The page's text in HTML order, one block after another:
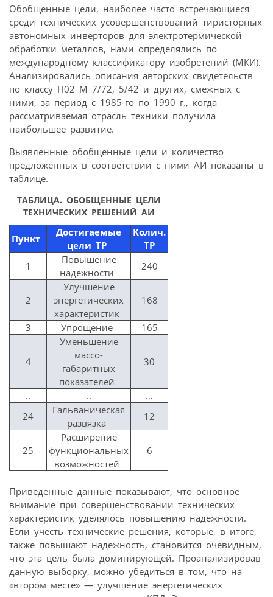
Обобщенные цели, наиболее часто встречающиеся
среди технических усовершенствований тиристорных
автономных инверторов для электротермической
обработки металлов, нами определялись по
международному классификатору изобретений (МКИ).
Анализировались описания авторских свидетельств
по классу Н02 М 7/72, 5/42 и других, смежных с
ними, за период с 1985-го по 1990 г., когда
рассматриваемая отрасль техники получила
наибольшее развитие.
Выявленные обобщенные цели и количество
предложенных в соответствии с ними АИ показаны в
таблице.
ТАБЛИЦА. ОБОБЩЕННЫЕ ЦЕЛИ
ТЕХНИЧЕСКИХ РЕШЕНИЙ АИ
Пункт
Достигаемые
цели ТР
Колич.
ТР
1
Повышение
надежности
240
2
Улучшение
энергетических
характеристик
168
3 Упрощение 165
4
Уменьшение
массо-
габаритных
показателей
30
.. ..
…
24
Гальваническая
развязка
12
25
Расширение
функциональных
возможностей
6
Приведенные данные показывают, что основное
внимание при совершенствовании технических
характеристик уделялось повышению надежности.
Если учесть технические решения, которые, в итоге,
также повышают надежность, становится очевидным,
что эта цель была доминирующей. Проанализировав
данную выборку, можно убедиться в том, что на
«втором месте» — улучшение энергетических